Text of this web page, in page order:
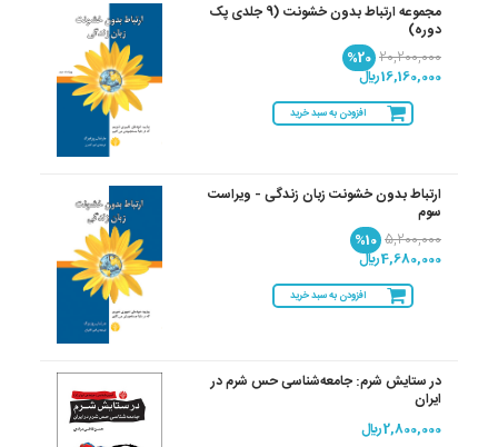
مجموعه ارتباط بدون خشونت (9 جلدی پک
دوره)
20,200,000
%20
16,160,000 ريال
افزودن به سبد خرید
ارتباط بدون خشونت زبان زندگی - ویراست
سوم
5,200,000
%10
4,680,000 ريال
افزودن به سبد خرید
در ستایش شرم: جامعه‌شناسی حس شرم در
ایران
2,800,000 ريال